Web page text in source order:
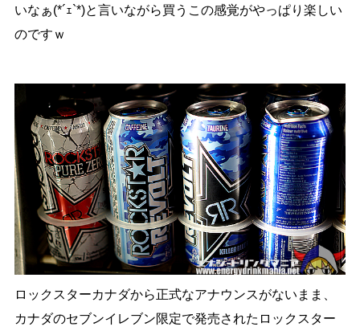
いなぁ(*´ｪ`*)と言いながら買うこの感覚がやっぱり楽しい
のですｗ
ロックスターカナダから正式なアナウンスがないまま、
カナダのセブンイレブン限定で発売されたロックスター